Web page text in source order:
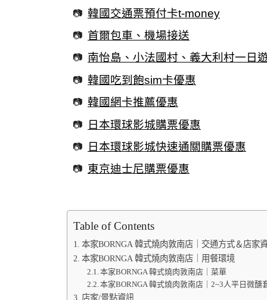
韓國交通票預付卡t-money
首爾包車、機場接送
南怡島、小法國村、義大利村一日
韓國吃到飽sim卡優惠
韓國網卡推薦優惠
日本環球影城購票優惠
日本環球影城快速通關購票優惠
東京迪士尼購票優惠
Table of Contents
本家BORNGA 韓式燒肉敦南店｜交通方式＆店家
本家BORNGA 韓式燒肉敦南店｜用餐環境
本家BORNGA 韓式燒肉敦南店｜菜單
本家BORNGA 韓式燒肉敦南店｜2~3人平日微醺
店家/景點資訊